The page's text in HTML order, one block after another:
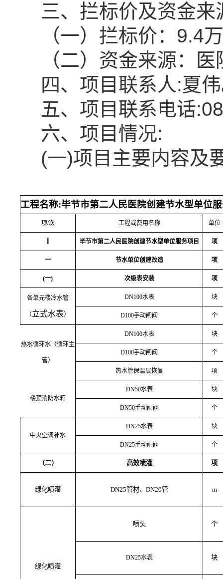
三、拦标价及资金来
（一）拦标价： 9.4
（二）资金来源：
医
四、项目联系人:夏
五、项目联系电话:
六、项目情况:
(一)项目主要内容及
工程名称:毕节市第二人民医院创建节水型单位
项/次 工程或费用名称 单位
毕节市第二人民医院创建节水型单位服务项目 项
一 节水单位创建改造 项
(一) 次级表安装 项
各单元楼冷水管
（立式水表）
DN100水表 块
D100手动闸阀 个
热水循环水（循环主
管）
DN100水表 块
D100手动闸阀 个
热水管保温层恢复 项
楼顶消防水箱
DN50水表 块
DN50手动闸阀 个
中央空调补水
DN25水表 块
DN25手动闸阀 个
（二） 高效喷灌 项
绿化喷灌 DN25管材、DN20管 m
绿化喷灌
喷头 个
DN25水表 块